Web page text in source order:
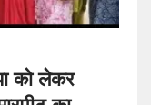
को लेकर